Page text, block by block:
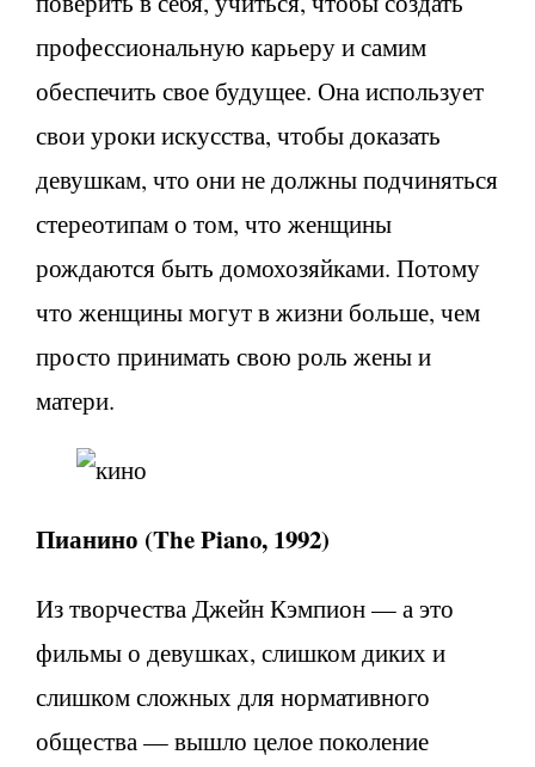
профессиональную карьеру и самим
обеспечить свое будущее. Она использует
свои уроки искусства, чтобы доказать
девушкам, что они не должны подчиняться
стереотипам о том, что женщины
рождаются быть домохозяйками. Потому
что женщины могут в жизни больше, чем
просто принимать свою роль жены и
матери.
Пианино (The Piano, 1992)
Из творчества Джейн Кэмпион — а это
фильмы о девушках, слишком диких и
слишком сложных для нормативного
общества — вышло целое поколение